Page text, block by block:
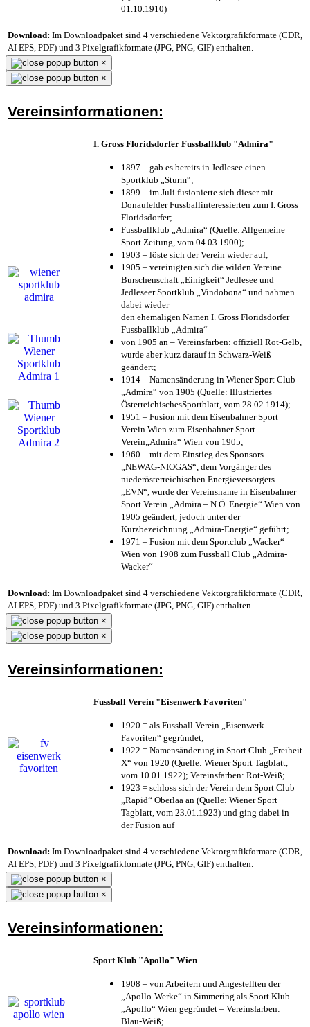
01.10.1910)
Download: Im Downloadpaket sind 4 verschiedene Vektorgrafikformate (CDR,
AI EPS, PDF) und 3 Pixelgrafikformate (JPG, PNG, GIF) enthalten.
×
×
Vereinsinformationen:
I. Gross Floridsdorfer Fussballklub "Admira"
1897 – gab es bereits in Jedlesee einen
Sportklub „Sturm“;
1899 – im Juli fusionierte sich dieser mit
Donaufelder Fussballinteressierten zum I. Gross
Floridsdorfer;
Fussballklub „Admira“ (Quelle: Allgemeine
Sport Zeitung, vom 04.03.1900);
1903 – löste sich der Verein wieder auf;
1905 – vereinigten sich die wilden Vereine
Burschenschaft „Einigkeit“ Jedlesee und
Jedleseer Sportklub „Vindobona“ und nahmen
dabei wieder
den ehemaligen Namen I. Gross Floridsdorfer
Fussballklub „Admira“
von 1905 an – Vereinsfarben: offiziell Rot-Gelb,
wurde aber kurz darauf in Schwarz-Weiß
geändert;
1914 – Namensänderung in Wiener Sport Club
„Admira“ von 1905 (Quelle: Illustriertes
ÖsterreichischesSportblatt, vom 28.02.1914);
1951 – Fusion mit dem Eisenbahner Sport
Verein Wien zum Eisenbahner Sport
Verein„Admira“ Wien von 1905;
1960 – mit dem Einstieg des Sponsors
„NEWAG-NIOGAS“, dem Vorgänger des
niederösterreichischen Energieversorgers
„EVN“, wurde der Vereinsname in Eisenbahner
Sport Verein „Admira – N.Ö. Energie“ Wien von
1905 geändert, jedoch unter der
Kurzbezeichnung „Admira-Energie“ geführt;
1971 – Fusion mit dem Sportclub „Wacker“
Wien von 1908 zum Fussball Club „Admira-
Wacker“
Download: Im Downloadpaket sind 4 verschiedene Vektorgrafikformate (CDR,
AI EPS, PDF) und 3 Pixelgrafikformate (JPG, PNG, GIF) enthalten.
×
×
Vereinsinformationen:
Fussball Verein "Eisenwerk Favoriten"
1920 = als Fussball Verein „Eisenwerk
Favoriten“ gegründet;
1922 = Namensänderung in Sport Club „Freiheit
X“ von 1920 (Quelle: Wiener Sport Tagblatt,
vom 10.01.1922); Vereinsfarben: Rot-Weiß;
1923 = schloss sich der Verein dem Sport Club
„Rapid“ Oberlaa an (Quelle: Wiener Sport
Tagblatt, vom 23.01.1923) und ging dabei in
der Fusion auf
Download: Im Downloadpaket sind 4 verschiedene Vektorgrafikformate (CDR,
AI EPS, PDF) und 3 Pixelgrafikformate (JPG, PNG, GIF) enthalten.
×
×
Vereinsinformationen:
Sport Klub "Apollo" Wien
1908 – von Arbeitern und Angestellten der
„Apollo-Werke“ in Simmering als Sport Klub
„Apollo“ Wien gegründet – Vereinsfarben:
Blau-Weiß;